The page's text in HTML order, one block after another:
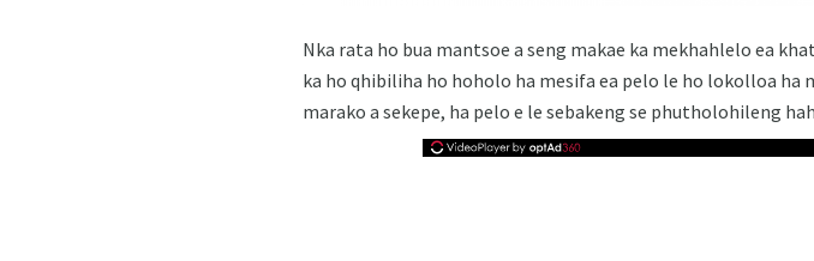
Nka rata ho bua mantsoe a seng makae ka mekhahlelo ea
ka ho qhibiliha ho hoholo ha mesifa ea pelo le ho lokolloa
marako a sekepe, ha pelo e le sebakeng se phutholohileng